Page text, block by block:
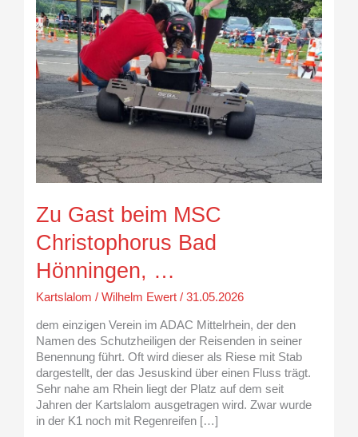
Zu Gast beim MSC
Christophorus Bad
Hönningen, …
Kartslalom / Wilhelm Ewert / 31.05.2026
dem einzigen Verein im ADAC Mittelrhein, der den
Namen des Schutzheiligen der Reisenden in seiner
Benennung führt. Oft wird dieser als Riese mit Stab
dargestellt, der das Jesuskind über einen Fluss trägt.
Sehr nahe am Rhein liegt der Platz auf dem seit
Jahren der Kartslalom ausgetragen wird. Zwar wurde
in der K1 noch mit Regenreifen […]
Hönningen,
…